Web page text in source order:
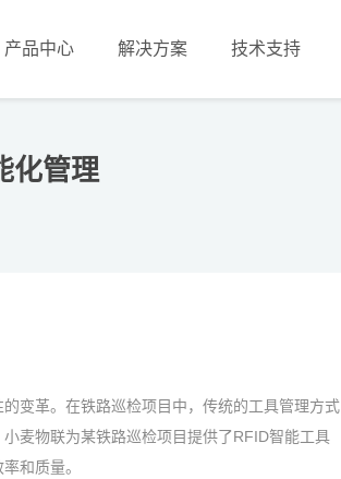
产品中心 解决方案 技术支持
化管理
变革。在铁路巡检项目中，传统的工具管理方式
麦物联为某铁路巡检项目提供了RFID智能工具
和质量。